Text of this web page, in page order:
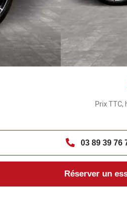
Prix TTC,
03 89 39 76
Réserver un